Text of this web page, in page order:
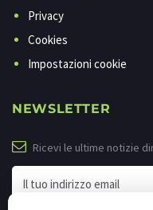
Privacy
Cookies
Impostazioni cookie
NEWSLETTER
Ricevi le ultime notizie